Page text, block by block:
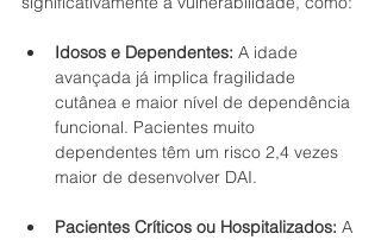
Idosos e Dependentes: A idade
avançada já implica fragilidade
cutânea e maior nível de dependência
funcional. Pacientes muito
dependentes têm um risco 2,4 vezes
maior de desenvolver DAI.
Pacientes Críticos ou Hospitalizados: A